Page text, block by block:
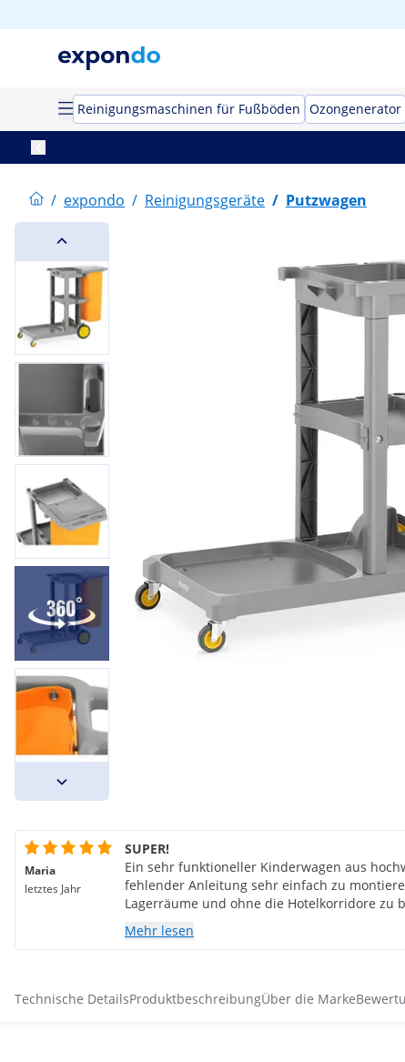
Reinigungsmaschinen für Fußböden Ozongenerator
/ expondo / Reinigungsgeräte / Putzwagen
Maria
letztes Jahr
SUPER!
Ein sehr funktioneller Kinderwagen aus
fehlender Anleitung sehr einfach zu
Lagerräume und ohne die Hotelkorridore zu
komfortabel. Das Zimmer ist zufrieden :) Ich
Mehr lesen
Technische DetailsProduktbeschreibungÜber die Marke